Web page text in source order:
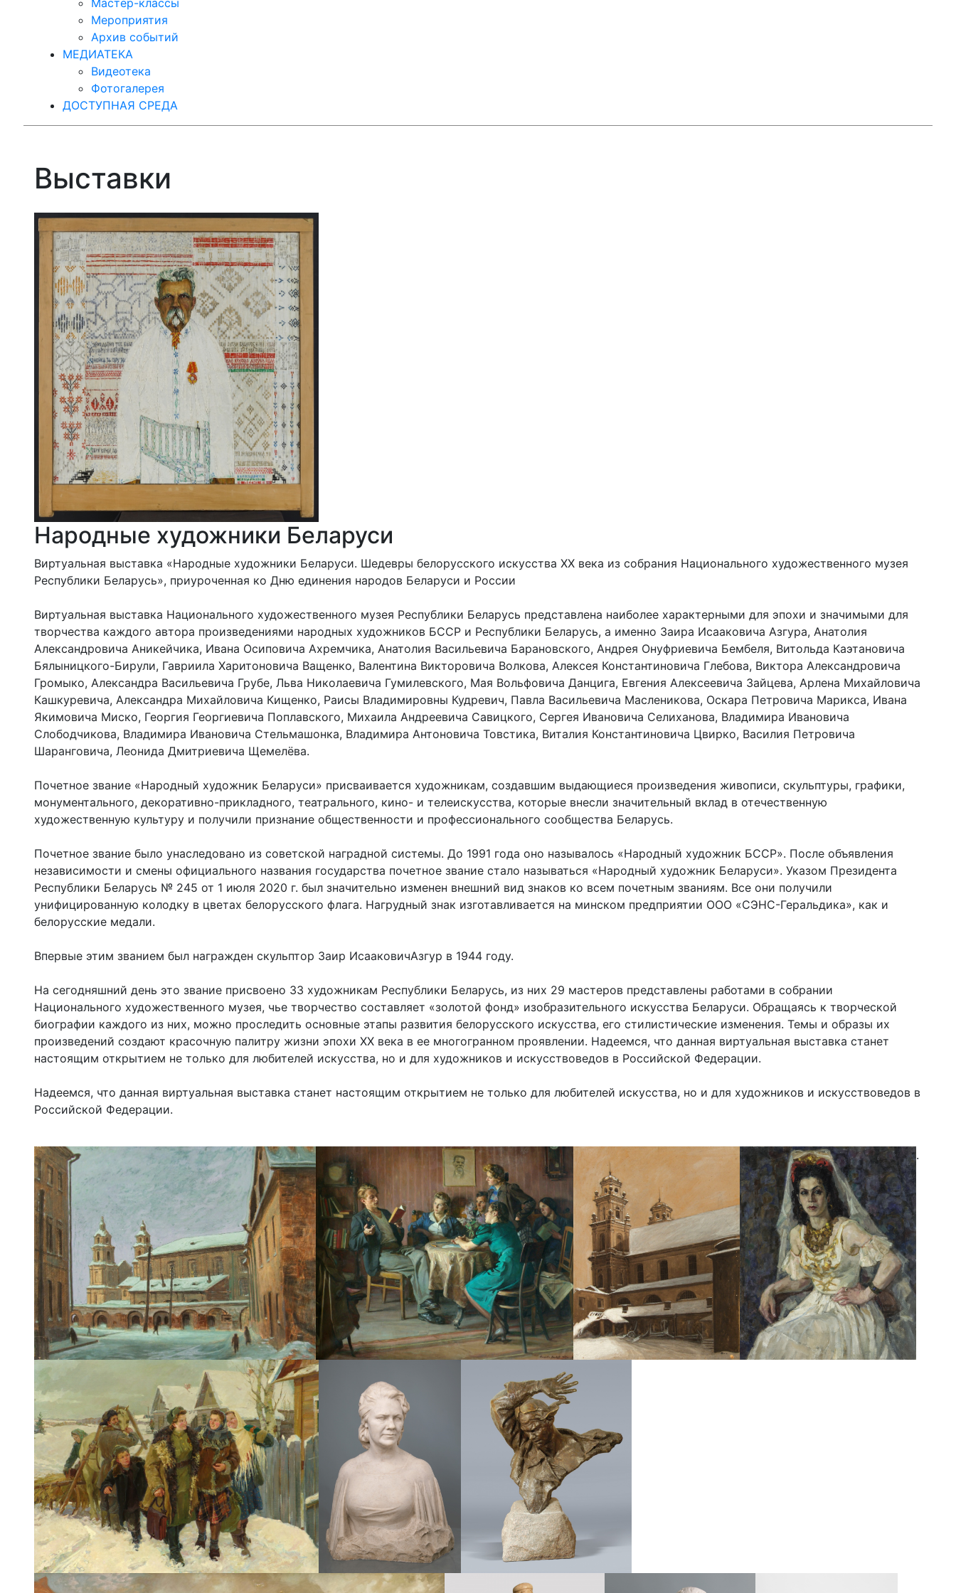
Мастер-классы
Мероприятия
Архив событий
МЕДИАТЕКА
Видеотека
Фотогалерея
ДОСТУПНАЯ СРЕДА
Выставки
Народные художники Беларуси
Виртуальная выставка «Народные художники Беларуси. Шедевры белорусского искусства ХХ века из собрания Национального художественного музея
Республики Беларусь», приуроченная ко Дню единения народов Беларуси и России
Виртуальная выставка Национального художественного музея Республики Беларусь представлена наиболее характерными для эпохи и значимыми для
творчества каждого автора произведениями народных художников БССР и Республики Беларусь, а именно Заира Исааковича Азгура, Анатолия
Александровича Аникейчика, Ивана Осиповича Ахремчика, Анатолия Васильевича Барановского, Андрея Онуфриевича Бембеля, Витольда Каэтановича
Бялыницкого-Бирули, Гавриила Харитоновича Ващенко, Валентина Викторовича Волкова, Алексея Константиновича Глебова, Виктора Александровича
Громыко, Александра Васильевича Грубе, Льва Николаевича Гумилевского, Мая Вольфовича Данцига, Евгения Алексеевича Зайцева, Арлена Михайловича
Кашкуревича, Александра Михайловича Кищенко, Раисы Владимировны Кудревич, Павла Васильевича Масленикова, Оскара Петровича Марикса, Ивана
Якимовича Миско, Георгия Георгиевича Поплавского, Михаила Андреевича Савицкого, Сергея Ивановича Селиханова, Владимира Ивановича
Слободчикова, Владимира Ивановича Стельмашонка, Владимира Антоновича Товстика, Виталия Константиновича Цвирко, Василия Петровича
Шаранговича, Леонида Дмитриевича Щемелёва.
Почетное звание «Народный художник Беларуси» присваивается художникам, создавшим выдающиеся произведения живописи, скульптуры, графики,
монументального, декоративно-прикладного, театрального, кино- и телеискусства, которые внесли значительный вклад в отечественную
художественную культуру и получили признание общественности и профессионального сообщества Беларусь.
Почетное звание было унаследовано из советской наградной системы. До 1991 года оно называлось «Народный художник БССР». После объявления
независимости и смены официального названия государства почетное звание стало называться «Народный художник Беларуси». Указом Президента
Республики Беларусь № 245 от 1 июля 2020 г. был значительно изменен внешний вид знаков ко всем почетным званиям. Все они получили
унифицированную колодку в цветах белорусского флага. Нагрудный знак изготавливается на минском предприятии ООО «СЭНС-Геральдика», как и
белорусские медали.
Впервые этим званием был награжден скульптор Заир ИсааковичАзгур в 1944 году.
На сегодняшний день это звание присвоено 33 художникам Республики Беларусь, из них 29 мастеров представлены работами в собрании
Национального художественного музея, чье творчество составляет «золотой фонд» изобразительного искусства Беларуси. Обращаясь к творческой
биографии каждого из них, можно проследить основные этапы развития белорусского искусства, его стилистические изменения. Темы и образы их
произведений создают красочную палитру жизни эпохи ХХ века в ее многогранном проявлении. Надеемся, что данная виртуальная выставка станет
настоящим открытием не только для любителей искусства, но и для художников и искусствоведов в Российской Федерации.
Надеемся, что данная виртуальная выставка станет настоящим открытием не только для любителей искусства, но и для художников и искусствоведов в
Российской Федерации.
.